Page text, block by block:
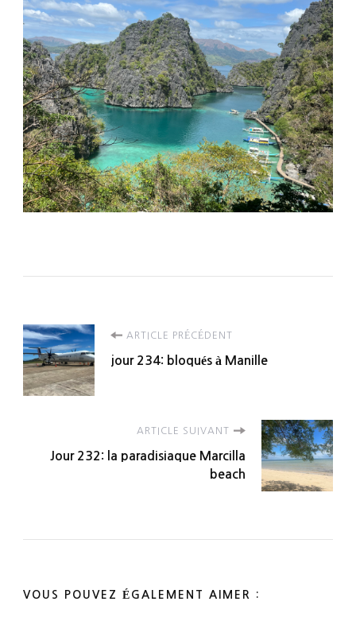
Navigation
d'article
ARTICLE PRÉCÉDENT
jour 234: bloqués à Manille
ARTICLE SUIVANT
Jour 232: la paradisiaque Marcilla
beach
VOUS POUVEZ ÉGALEMENT AIMER :